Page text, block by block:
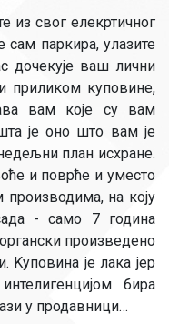
из свог елекртичног
сам паркира, улазите
дочекује ваш лични
приликом куповине,
вам које су вам
је оно што вам је
план исхране.
и поврће и уместо
на коју
- само 7 година
произведено
је лака јер
бира
у продавници…